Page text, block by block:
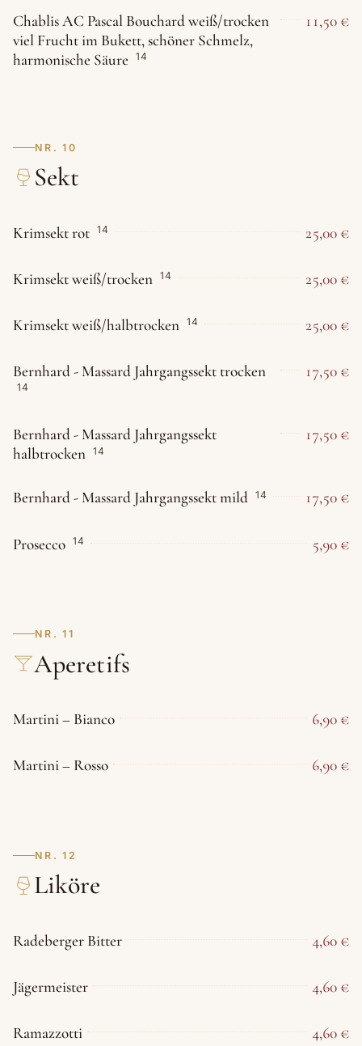
Chablis AC Pascal Bouchard weiß/trocken
viel Frucht im Bukett, schöner Schmelz,
harmonische Säure
14
11,50 €
NR. 10
Sekt
Krimsekt rot 14 25,00 €
Krimsekt weiß/trocken 14 25,00 €
Krimsekt weiß/halbtrocken 14 25,00 €
Bernhard - Massard Jahrgangssekt trocken
14
17,50 €
Bernhard - Massard Jahrgangssekt
halbtrocken
14
17,50 €
Bernhard - Massard Jahrgangssekt mild 14 17,50 €
Prosecco 14 5,90 €
NR. 11
Aperetifs
Martini – Bianco 6,90 €
Martini – Rosso 6,90 €
NR. 12
Liköre
Radeberger Bitter 4,60 €
Jägermeister 4,60 €
Ramazzotti 4,60 €